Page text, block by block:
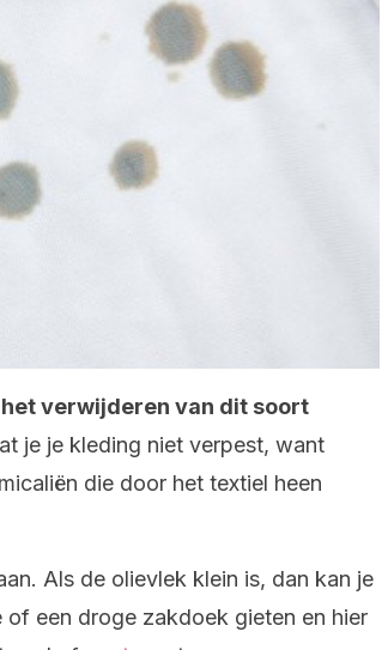
verwijderen van dit soort
je je kleding niet verpest, want
die door het textiel heen
Als de olievlek klein is, dan kan je
een droge zakdoek gieten en hier